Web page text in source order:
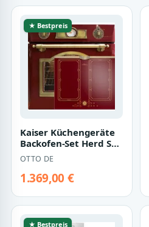
★ Bestpreis
Kaiser Küchengeräte
Backofen-Set Herd Set
Autark Elektro
Einbaubackofe…
OTTO DE
1.369,00 €
★ Bestpreis